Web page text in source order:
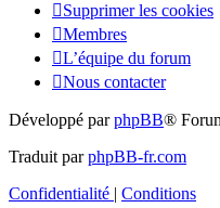
Supprimer les cookies
Membres
L’équipe du forum
Nous contacter
Développé parphpBB®
Traduit parphpBB-fr.com
Confidentialité | Conditions